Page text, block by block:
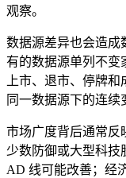
观察。
数据源差异也会造成
有的数据源单列不变
上市、退市、停牌和
同一数据源下的连续
市场广度背后通常反
少数防御或大型科技
AD 线可能改善；经